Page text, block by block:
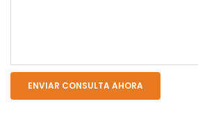
ENVIAR CONSULTA AHORA